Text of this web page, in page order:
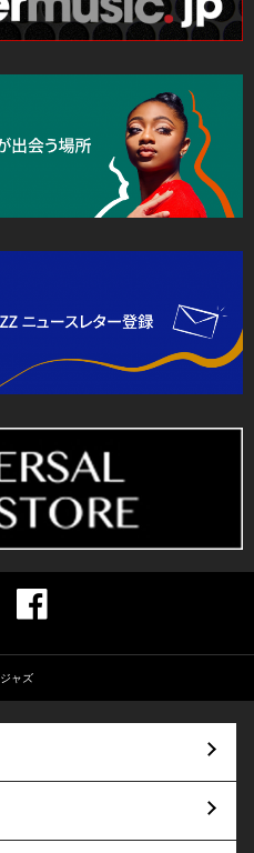
ジャズ